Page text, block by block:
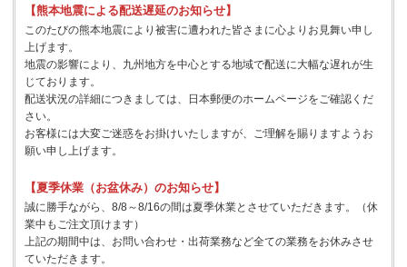
【熊本地震による配送遅延のお知らせ】
このたびの熊本地震により被害に遭われた皆さまに心よりお見舞い申し
上げます。
地震の影響により、九州地方を中心とする地域で配送に大幅な遅れが生
じております。
配送状況の詳細につきましては、日本郵便のホームページをご確認くだ
さい。
お客様には大変ご迷惑をお掛けいたしますが、ご理解を賜りますようお
願い申し上げます。
【夏季休業（お盆休み）のお知らせ】
誠に勝手ながら、8/8～8/16の間は夏季休業とさせていただきます。（休
業中もご注文頂けます）
上記の期間中は、お問い合わせ・出荷業務など全ての業務をお休みさせ
ていただきます。